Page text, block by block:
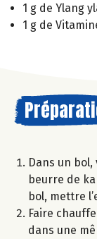
1 g de Ylang
1 g de
Dans un bol,
beurre de
bol, mettre
Faire
dans une